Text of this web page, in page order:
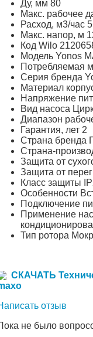
Ду, мм 80
Макс. рабочее
Расход, м3/час
Макс. напор, м
Код Wilo
Модель Yonos
Потребляемая
Серия бренда
Материал
Напряжение
Вид насоса
Диапазон
Гарантия, лет 2
Страна бренда
Страна-
Защита от
Защита от
Класс защиты
Особенности
Подключение
Применение
Тип ротора
СКАЧАТЬ
отзыв
не было